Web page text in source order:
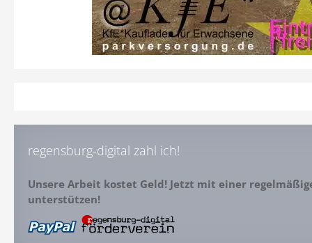
regensburg-digital zahl ich!
Unsere Arbeit kostet Geld! Jetzt mit einer
unterstützen!